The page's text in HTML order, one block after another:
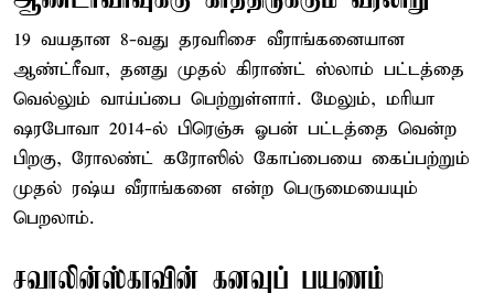
19 வயதான 8-வது தரவரிசை வீராங்கனையான
ஆண்ட்ரீவா, தனது முதல் கிராண்ட் ஸ்லாம் பட்டத்தை
வெல்லும் வாய்ப்பை பெற்றுள்ளார். மேலும், மரியா
ஷரபோவா 2014-ல் பிரெஞ்சு ஓபன் பட்டத்தை வென்ற
பிறகு, ரோலண்ட் கரோஸில் கோப்பையை கைப்பற்றும்
முதல் ரஷ்ய வீராங்கனை என்ற பெருமையையும்
பெறலாம்.
சவாலின்ஸ்காவின் கனவுப் பயணம்